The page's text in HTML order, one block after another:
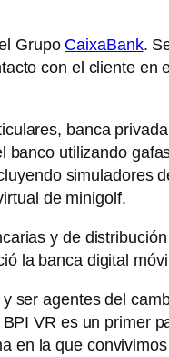
Grupo CaixaBank.
con el cliente en
banca
banco utilizando
simuladores
de minigolf.
y de
la banca digital
ser agentes del
VR es un primer
en la que